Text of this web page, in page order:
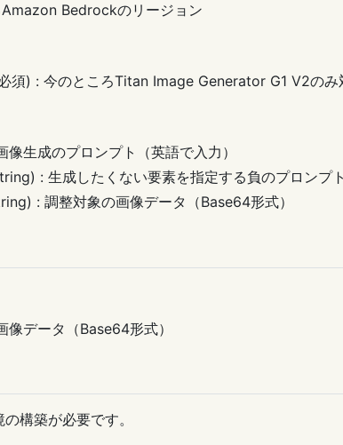
Bedrockのリージョン
須) : 今のところTitan Image Generator G1 V2のみ
生成のプロンプト（英語で入力）
: 生成したくない要素を指定する負のプロンプト
: 調整対象の画像データ（Base64形式）
データ（Base64形式）
構築が必要です。